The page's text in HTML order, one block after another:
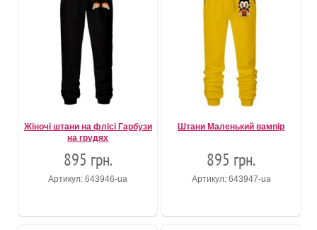
Жіночі штани на флісі Гарбузи
на грудях
895 грн.
Артикул: 643946-ua
Штани Маленький вампір
895 грн.
Артикул: 643947-ua